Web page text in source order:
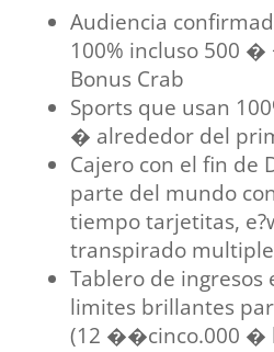
Audiencia
100% incluso 500 �
Bonus Crab
Sports que usan
� alrededor del
Cajero con el fin de
parte del mundo
tiempo tarjetitas,
transpirado
Tablero de ingresos
limites brillantes
(12 ��cinco.000 �